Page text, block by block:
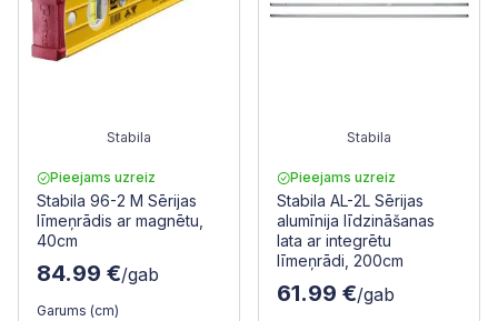
Stabila
Pieejams uzreiz
Stabila 96-2 M Sērijas
līmeņrādis ar magnētu,
40cm
84.99 €/gab
Garums (cm)
Stabila
Pieejams uzreiz
Stabila AL-2L Sērijas
alumīnija līdzināšanas
lata ar integrētu
līmeņrādi, 200cm
61.99 €/gab